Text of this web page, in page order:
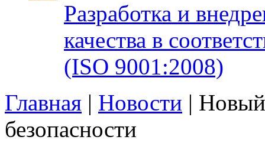
Разработка и
качества в
(ISO 9001:2008)
Главная | Новости |
безопасности